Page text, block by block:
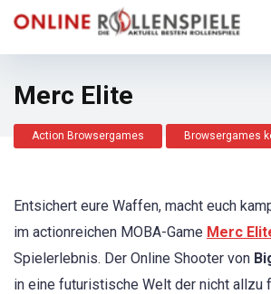
Merc Elite
Action Browsergames Browsergames
Entsichert eure Waffen, macht euch
im actionreichen MOBA-Game Merc
Spielerlebnis. Der Online Shooter von
in eine futuristische Welt der nicht allzu